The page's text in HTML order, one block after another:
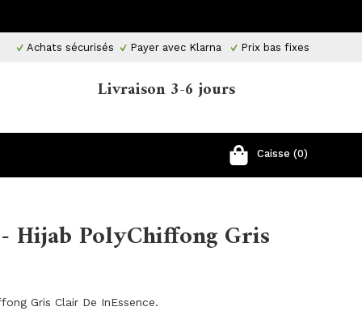
Achats sécurisés Payer avec Klarna Prix ​​bas fixes
Livraison 3-6 jours
Caisse (0)
PolyChiffong Gris
Gris Clair De InEssence.